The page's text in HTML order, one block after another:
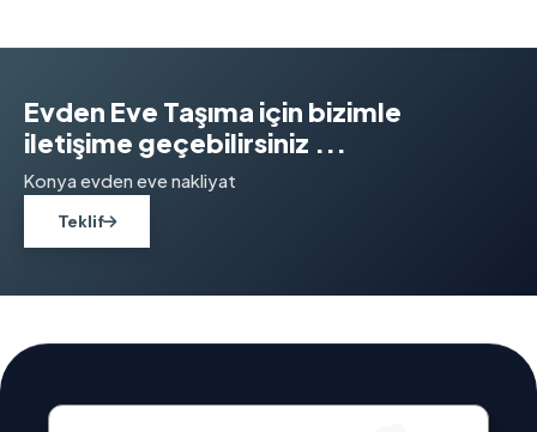
Evden Eve Taşıma için bizimle
iletişime geçebilirsiniz ...
Konya evden eve nakliyat
Teklif